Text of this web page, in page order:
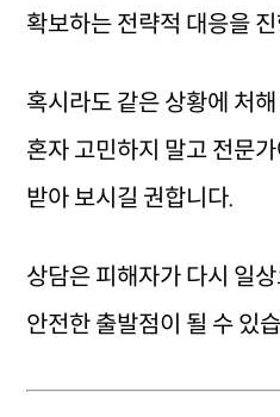
확보하는 전략적 대응을
혹시라도 같은 상황에 처
혼자 고민하지 말고 전문
받아 보시길 권합니다.
상담은 피해자가 다시 일
안전한 출발점이 될 수 있